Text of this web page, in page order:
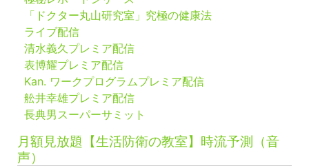
「ドクター丸山研究室」究極の健康法
ライブ配信
清水義久プレミア配信
表博耀プレミア配信
Kan. ワークプログラムプレミア配信
舩井幸雄プレミア配信
長典男スーパーサミット
月額見放題【生活防衛の教室】時流予測（音
声）